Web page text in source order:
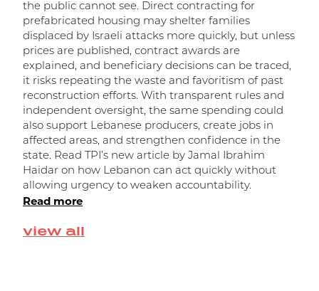
view all
the public cannot see. Direct contracting for
prefabricated housing may shelter families
displaced by Israeli attacks more quickly, but unless
prices are published, contract awards are
explained, and beneficiary decisions can be traced,
it risks repeating the waste and favoritism of past
reconstruction efforts. With transparent rules and
independent oversight, the same spending could
also support Lebanese producers, create jobs in
affected areas, and strengthen confidence in the
state. Read TPI’s new article by Jamal Ibrahim
Haidar on how Lebanon can act quickly without
allowing urgency to weaken accountability.
Read more